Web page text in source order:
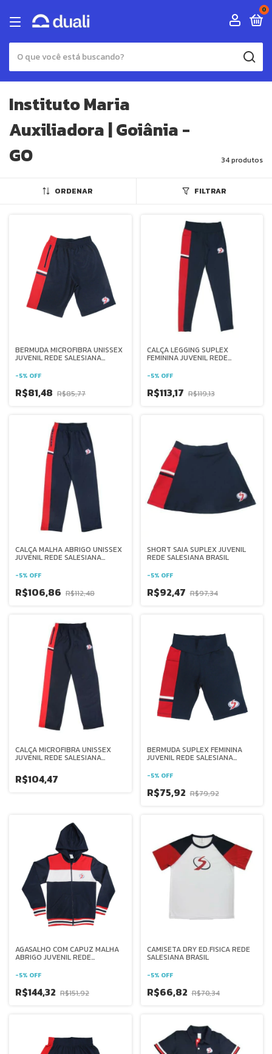
0
Instituto Maria
Auxiliadora | Goiânia -
GO
34 produtos
ORDENAR FILTRAR
BERMUDA MICROFIBRA UNISSEX
JUVENIL REDE SALESIANA
-5% OFF
R$81,48 R$85,77
CALÇA LEGGING SUPLEX
FEMININA JUVENIL REDE
-5% OFF
R$113,17 R$119,13
CALÇA MALHA ABRIGO UNISSEX
JUVENIL REDE SALESIANA
-5% OFF
R$106,86 R$112,48
SHORT SAIA SUPLEX JUVENIL
REDE SALESIANA BRASIL
-5% OFF
R$92,47 R$97,34
CALÇA MICROFIBRA UNISSEX
JUVENIL REDE SALESIANA
R$104,47
BERMUDA SUPLEX FEMININA
JUVENIL REDE SALESIANA
-5% OFF
R$75,92 R$79,92
AGASALHO COM CAPUZ MALHA
ABRIGO JUVENIL REDE
-5% OFF
R$144,32 R$151,92
CAMISETA DRY ED.FISICA REDE
SALESIANA BRASIL
-5% OFF
R$66,82 R$70,34